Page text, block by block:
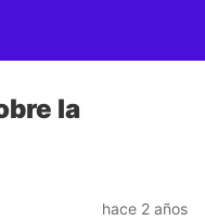
la
hace 2 años